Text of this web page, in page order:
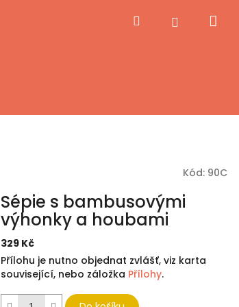
Hledat Přihlášení
Kód: 90C
Sépie s bambusovými
výhonky a houbami
329 Kč
Měrná
cena:
Přílohu je nutno objednat zvlášť, viz karta
související, nebo záložka Přílohy.